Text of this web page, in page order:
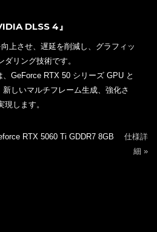
DLSS 4』
上させ、遅延を削減し、グラフィッ
リング技術です。
GeForce RTX 50 シリーズ GPU と
しいマルチフレーム生成、強化さ
します。
RTX 5060 Ti GDDR7 8GB 仕様詳
細 »